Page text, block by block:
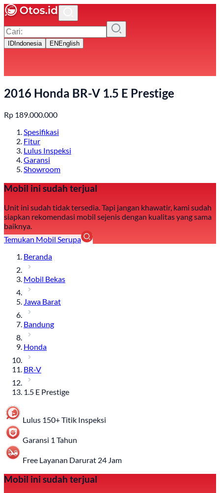
ID Indonesia EN English
2016 Honda BR-V 1.5 E Prestige
Rp 189.000.000
Spesifikasi
Fitur
Lulus Inspeksi
Garansi
Showroom
Mobil ini sudah terjual
Unit ini sudah tidak tersedia. Tapi jangan khawatir, kami sudah
siapkan rekomendasi mobil sejenis dengan kualitas yang sama
baiknya.
Temukan Mobil Serupa
Beranda
Mobil Bekas
Jawa Barat
Bandung
Honda
BR-V
1.5 E Prestige
Lulus 150+ Titik Inspeksi
Garansi 1 Tahun
Free Layanan Darurat 24 Jam
Mobil ini sudah terjual